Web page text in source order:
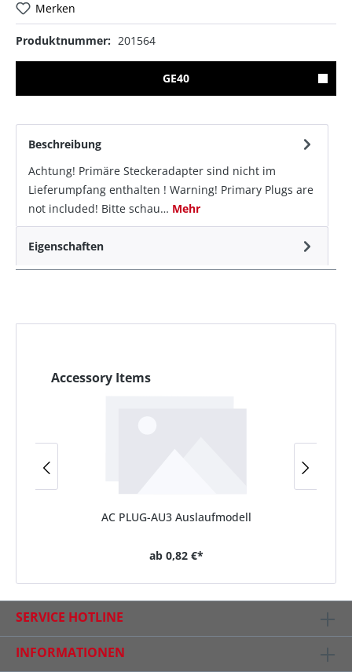
Merken
Produktnummer: 201564
GE40
Beschreibung
Achtung! Primäre Steckeradapter sind nicht im
Lieferumpfang enthalten ! Warning! Primary Plugs are
not included! Bitte schau… Mehr
Eigenschaften
Accessory Items
AC PLUG-AU3 Auslaufmodell
ab 0,82 €*
SERVICE HOTLINE
INFORMATIONEN